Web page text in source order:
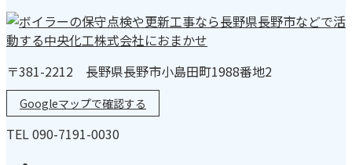
〒381-2212 長野県長野市小島田町1988番地2
Googleマップで確認する
TEL 090-7191-0030